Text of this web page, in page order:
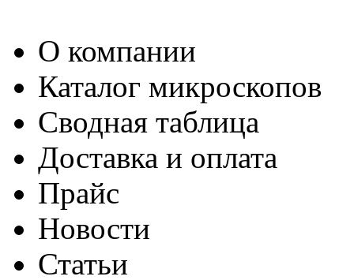
О компании
Каталог микроскопов
Сводная таблица
Доставка и оплата
Прайс
Новости
Статьи